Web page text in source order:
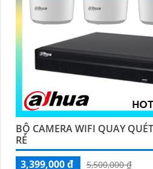
BỘ CAMERA WIFI QUAY
RẺ
3,399,000 ₫
5,500,000 ₫